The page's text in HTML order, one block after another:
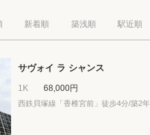
新着順 築浅順 駅近順
サヴォイ ラ シャンス
1K 68,000円
西鉄貝塚線「香椎宮前」徒歩4分/築2年